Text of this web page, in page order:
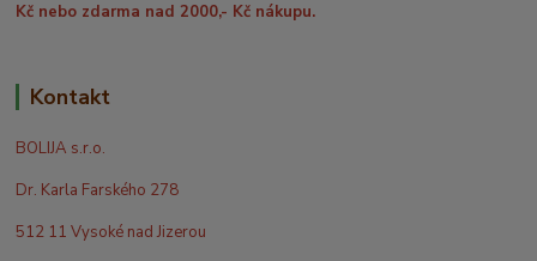
Kč nebo zdarma nad 2000,- Kč nákupu.
Kontakt
BOLIJA s.r.o.
Dr. Karla Farského 278
512 11 Vysoké nad Jizerou